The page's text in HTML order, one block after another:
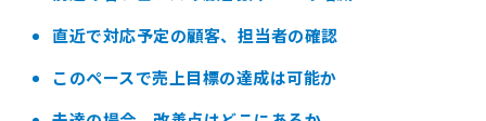
直近で対応予定の顧客、担当者の確認
このペースで売上目標の達成は可能か